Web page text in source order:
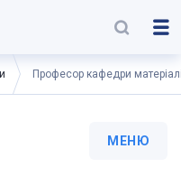
Професор кафедри
МЕНЮ